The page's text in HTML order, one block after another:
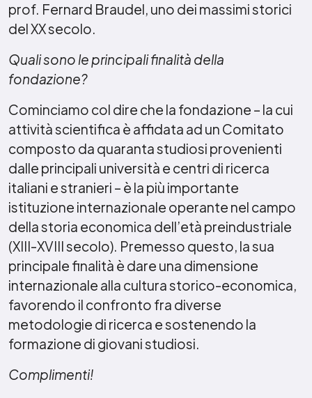
prof. Fernard Braudel, uno dei massimi storici
del XX secolo.
Quali sono le principali finalità della
fondazione?
Cominciamo col dire che la fondazione – la cui
attività scientifica è affidata ad un Comitato
composto da quaranta studiosi provenienti
dalle principali università e centri di ricerca
italiani e stranieri – è la più importante
istituzione internazionale operante nel campo
della storia economica dell’età preindustriale
(XIII-XVIII secolo). Premesso questo, la sua
principale finalità è dare una dimensione
internazionale alla cultura storico-economica,
favorendo il confronto fra diverse
metodologie di ricerca e sostenendo la
formazione di giovani studiosi.
Complimenti!